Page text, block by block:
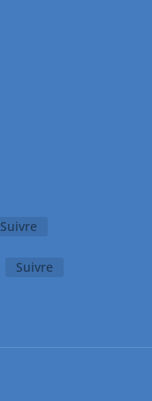
Suivre
Suivre